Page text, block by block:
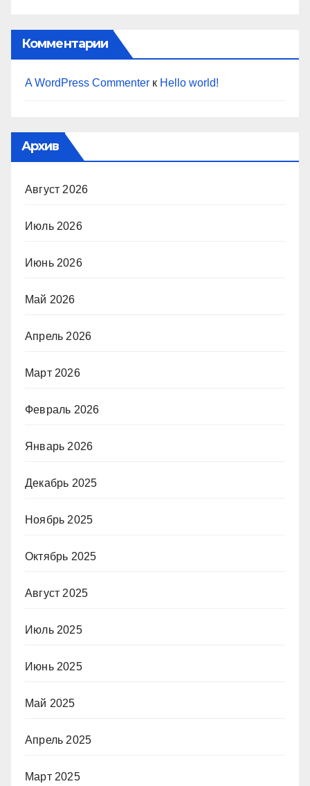
Комментарии
A WordPress Commenter к Hello world!
Архив
Август 2026
Июль 2026
Июнь 2026
Май 2026
Апрель 2026
Март 2026
Февраль 2026
Январь 2026
Декабрь 2025
Ноябрь 2025
Октябрь 2025
Август 2025
Июль 2025
Июнь 2025
Май 2025
Апрель 2025
Март 2025